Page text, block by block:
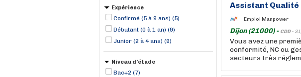
Expérience
Confirmé (5 à 9 ans) (5)
Débutant (0 à 1 an) (9)
Junior (2 à 4 ans) (9)
Niveau d'étude
Bac+2 (7)
Assistant Qualité
Emploi Manpower
Dijon (21000) - CDD -
Vous avez une
conformité, NC ou
secteurs très